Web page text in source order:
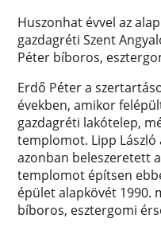
Huszonhat évvel az
gazdagréti Szent
Péter bíboros,
Erdő Péter a
években, amikor
gazdagréti lakótelep,
templomot. Lipp
azonban beleszeretett
templomot építsen
épület alapkövét 1990.
bíboros, esztergomi